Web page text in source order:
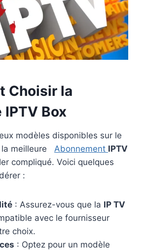
Choisir la
Box
modèles disponibles sur le
la meilleure Abonnement IPTV
compliqué. Voici quelques
:
: Assurez-vous que la IP TV
avec le fournisseur
choix.
: Optez pour un modèle